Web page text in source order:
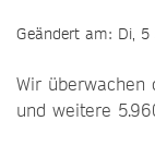
Geändert am: Di, 5
Wir
und weitere